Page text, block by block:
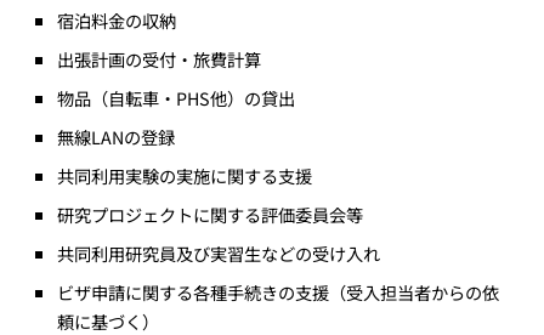
宿泊料金の収納
出張計画の受付・旅費計算
物品（自転車・PHS他）の貸出
無線LANの登録
共同利用実験の実施に関する支援
研究プロジェクトに関する評価委員会等
共同利用研究員及び実習生などの受け入れ
ビザ申請に関する各種手続きの支援（受入担当者からの依
頼に基づく）